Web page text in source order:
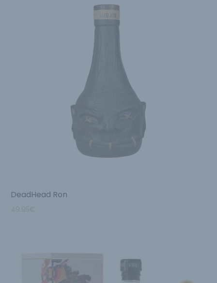
DeadHead Ron
49.95€